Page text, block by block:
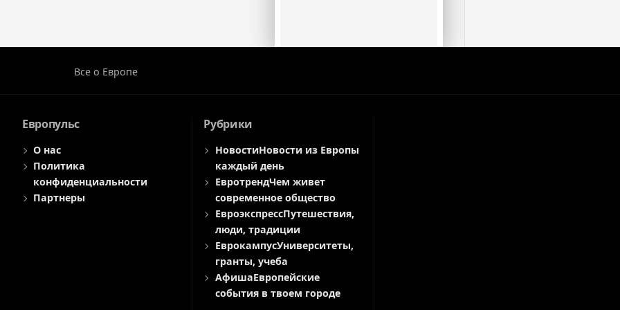
Все о Европе
Европульс
О нас
Политика
конфиденциальности
Партнеры
Рубрики
НовостиНовости из Европы
каждый день
ЕвротрендЧем живет
современное общество
ЕвроэкспрессПутешествия,
люди, традиции
ЕврокампусУниверситеты,
гранты, учеба
АфишаЕвропейские
события в твоем городе